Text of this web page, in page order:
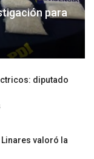
para
diputado
valoró la